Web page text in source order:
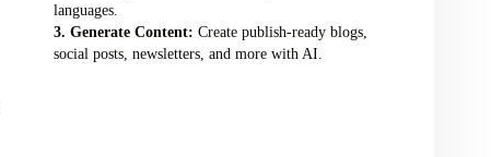
languages.
Generate Content: Create publish-ready blogs,
social posts, newsletters, and more with AI.